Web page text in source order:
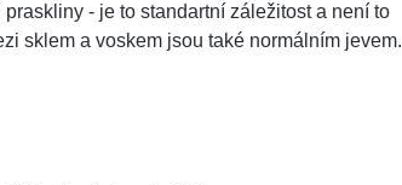
- je to standartní záležitost a není to
sklem a voskem jsou také normálním jevem.